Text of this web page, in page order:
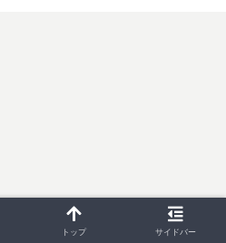
トップ サイドバー